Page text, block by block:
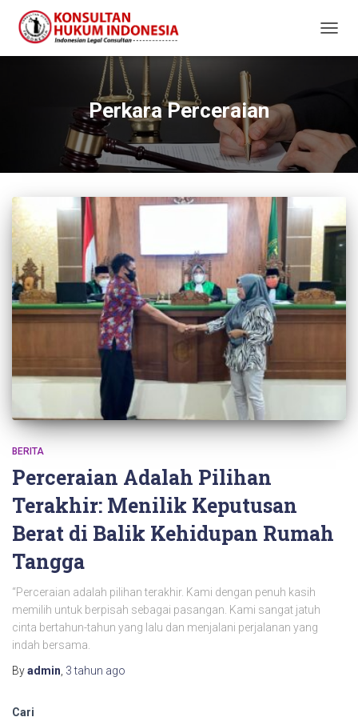
Perkara Perceraian
BERITA
Perceraian Adalah Pilihan
Terakhir: Menilik Keputusan
Berat di Balik Kehidupan Rumah
Tangga
“Perceraian adalah pilihan terakhir. Kami dengan penuh kasih
memilih untuk berpisah sebagai pasangan. Kami sangat jatuh
cinta bertahun-tahun yang lalu dan menjalani perjalanan yang
indah bersama.
Byadmin 3 tahun ago
Cari